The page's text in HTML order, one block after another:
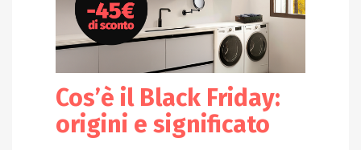
Cos’è il Black Friday:
origini e significato